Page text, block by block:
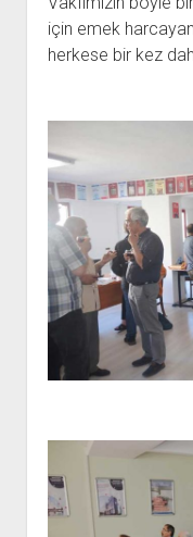
için emek
herkese bir kez